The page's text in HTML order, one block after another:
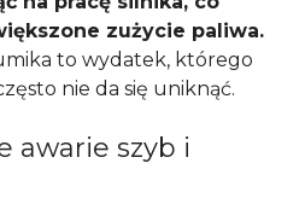
zużycie paliwa.
to wydatek, którego
nie da się uniknąć.
awarie szyb i